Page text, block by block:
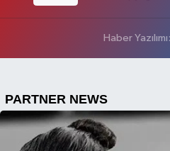
Haber Yazılımı: